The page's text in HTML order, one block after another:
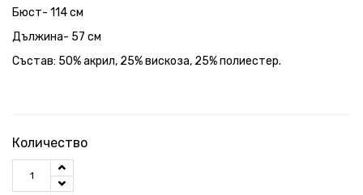
Бюст- 114 см
Дължина- 57 см
Състав: 50% акрил, 25% вискоза, 25% полиестер.
Количество